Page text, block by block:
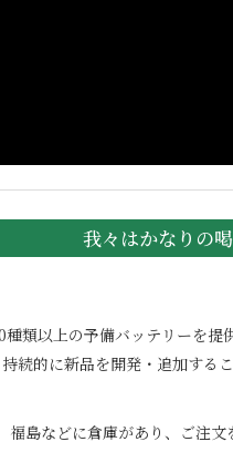
我々はかなりの
以上の予備バッテリーを
続的に新品を開発・追加する
島などに倉庫があり、ご注